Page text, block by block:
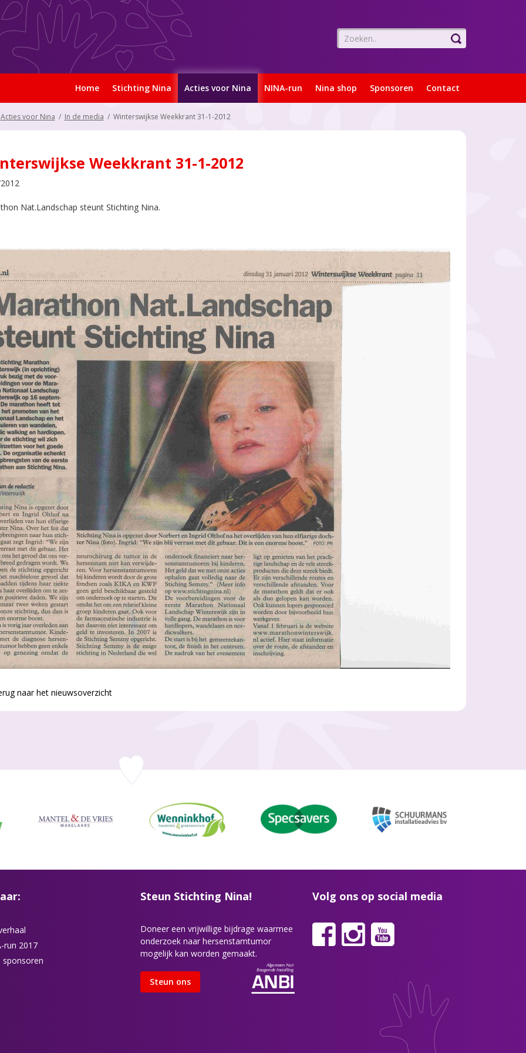
Home Stichting Nina Acties voor Nina NINA-run Nina shop Sponsoren Contact
Acties voor Nina / In de media / Winterswijkse Weekkrant 31-1-2012
Weekkrant 31-1-2012
Nat.Landschap steunt Stichting Nina.
naar het nieuwsoverzicht
run 2017
sponsoren
Steun Stichting Nina!
Doneer een vrijwillige bijdrage waarmee
onderzoek naar hersenstamtumor
mogelijk kan worden gemaakt.
Steun ons
Volg ons op social media